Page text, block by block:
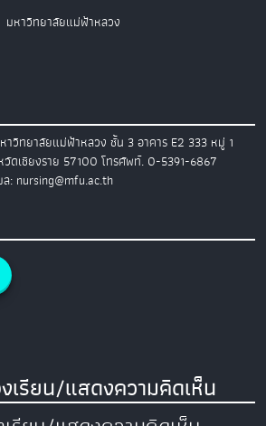
มหาวิทยาลัยแม่ฟ้าหลวง
าวิทยาลัยแม่ฟ้าหลวง ชั้น 3 อาคาร E2 333 หมู่ 1
วัดเชียงราย 57100 โทรศัพท์. 0-5391-6867
ล: nursing@mfu.ac.th
เรียน/แสดงความคิดเห็น